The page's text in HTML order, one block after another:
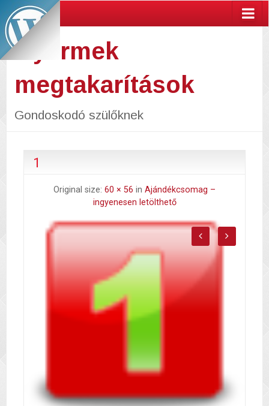
Gyermek
megtakarítások
Gondoskodó szülőknek
1
Original size: 60 × 56 in Ajándékcsomag –
ingyenesen letölthető